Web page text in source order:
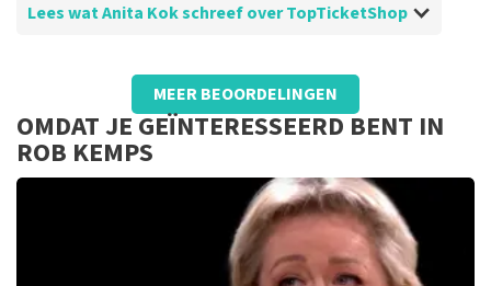
Lees wat Anita Kok schreef over TopTicketShop
Beoordeling van Anita Kok overTopTicketShop
Prima
MEER BEOORDELINGEN
OMDAT JE GEÏNTERESSEERD BENT IN
ROB KEMPS